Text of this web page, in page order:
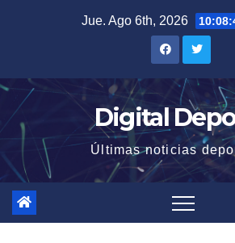
Jue. Ago 6th, 2026
Digital
Últimas noticias